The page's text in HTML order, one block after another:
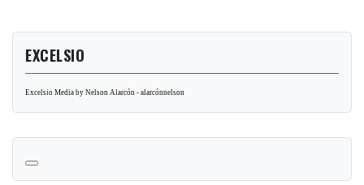
EXCELSIO
Excelsio Media by Nelson Alarcón - alarcónnelson